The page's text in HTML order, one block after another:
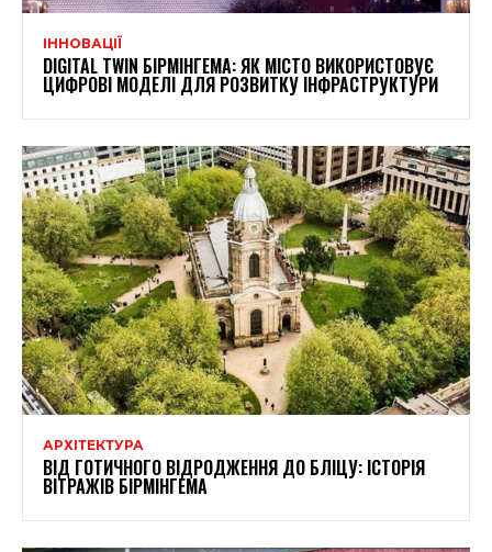
ІННОВАЦІЇ
DIGITAL TWIN БІРМІНГЕМА: ЯК МІСТО ВИКОРИСТОВУЄ
ЦИФРОВІ МОДЕЛІ ДЛЯ РОЗВИТКУ ІНФРАСТРУКТУРИ
АРХІТЕКТУРА
ВІД ГОТИЧНОГО ВІДРОДЖЕННЯ ДО БЛІЦУ: ІСТОРІЯ
ВІТРАЖІВ БІРМІНГЕМА